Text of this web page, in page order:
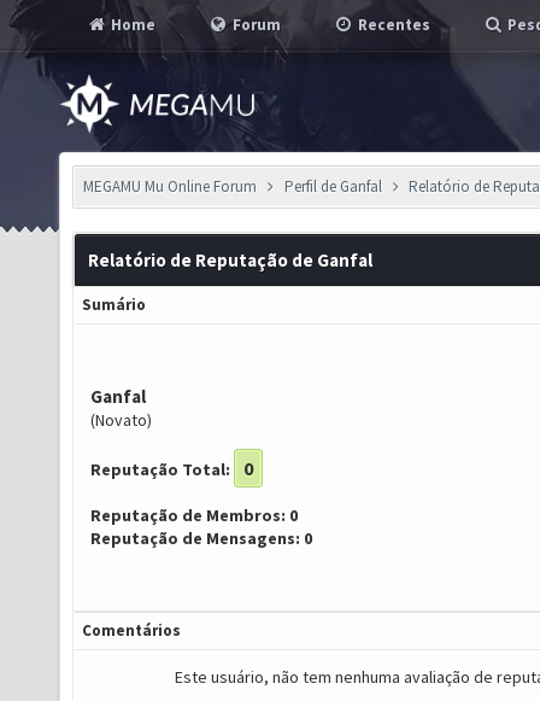
Home Forum Recentes
MEGAMU Mu Online Forum Perfil de Ganfal Relatório de
Relatório de Reputação de Ganfal
Sumário
Ganfal
(Novato)
Reputação Total: 0
Reputação de Membros: 0
Reputação de Mensagens: 0
Comentários
Este usuário, não tem nenhuma avaliação de